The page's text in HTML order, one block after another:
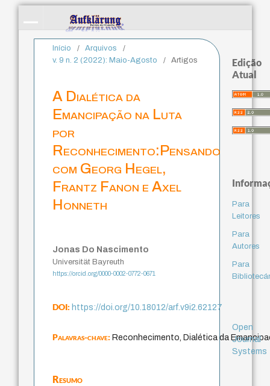
Início / Arquivos
/
v. 9 n. 2 (2022): Maio-Agosto
/ Artigos
A Dialética da
Emancipação na Luta
por
Reconhecimento:Pensando
com Georg Hegel,
Frantz Fanon e Axel
Honneth
Jonas Do Nascimento
Universität Bayreuth
https://orcid.org/0000-0002-0772-0671
DOI:https://doi.org/10.18012/arf.v9i2.62127
Palavras-chave:Reconhecimento, Dialética da
Resumo
Edição
Atual
Para
Leitores
Para
Autores
Para
Open
Journal
Systems